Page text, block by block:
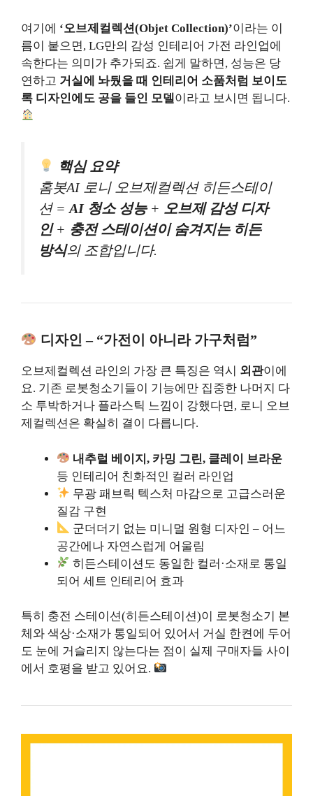
여기에 ‘오브제컬렉션(Objet Collection)’이라는 이
름이 붙으면, LG만의 감성 인테리어 가전 라인업에
속한다는 의미가 추가되죠. 쉽게 말하면, 성능은 당
연하고 거실에 놔뒀을 때 인테리어 소품처럼 보이도
록 디자인에도 공을 들인 모델 이라고 보시면 됩니다.
핵심 요약
홈봇AI 로니 오브제컬렉션 히든스테이
션 = AI 청소 성능+ 오브제 감성 디자
인+ 충전 스테이션이 숨겨지는 히든
방식의 조합입니다.
디자인 – “가전이 아니라 가구처럼”
오브제컬렉션 라인의 가장 큰 특징은 역시 외관이에
요. 기존 로봇청소기들이 기능에만 집중한 나머지 다
소 투박하거나 플라스틱 느낌이 강했다면, 로니 오브
제컬렉션은 확실히 결이 다릅니다.
내추럴 베이지, 카밍 그린, 클레이 브라운
등 인테리어 친화적인 컬러 라인업
무광 패브릭 텍스처 마감으로 고급스러운
질감 구현
군더더기 없는 미니멀 원형 디자인 – 어느
공간에나 자연스럽게 어울림
히든스테이션도 동일한 컬러·소재로 통일
되어 세트 인테리어 효과
특히 충전 스테이션(히든스테이션)이 로봇청소기 본
체와 색상·소재가 통일되어 있어서 거실 한켠에 두어
도 눈에 거슬리지 않는다는 점이 실제 구매자들 사이
에서 호평을 받고 있어요.